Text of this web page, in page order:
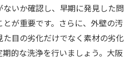
ないか確認し、早期に発見した問
が重要です。さらに、外壁の汚
目の劣化だけでなく素材の劣化
的な洗浄を行いましょう。大阪